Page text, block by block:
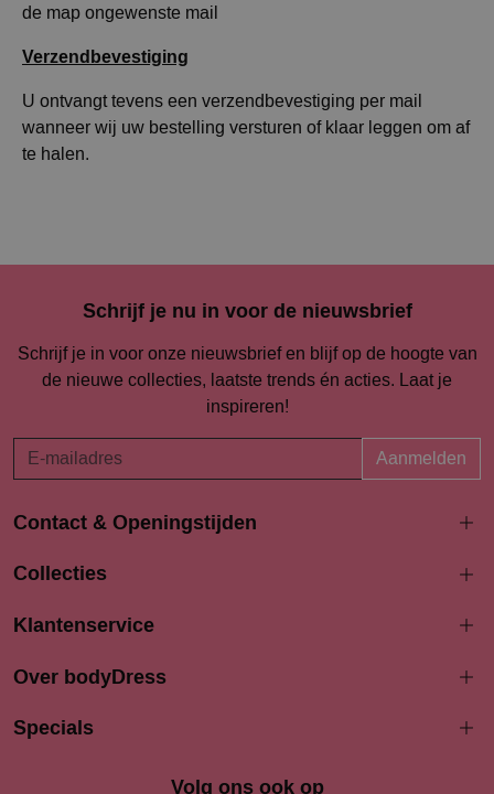
de map ongewenste mail
Verzendbevestiging
U ontvangt tevens een verzendbevestiging per mail
wanneer wij uw bestelling versturen of klaar leggen om af
te halen.
Schrijf je nu in voor de nieuwsbrief
Schrijf je in voor onze nieuwsbrief en blijf op de hoogte van
de nieuwe collecties, laatste trends én acties. Laat je
inspireren!
Aanmelden
Contact & Openingstijden
Langestraat 94-96
033 4690704
Openingstijden
Maandag 13:00 - 17:30
Collecties
Klantenservice
Over bodyDress
Specials
Volg ons ook op